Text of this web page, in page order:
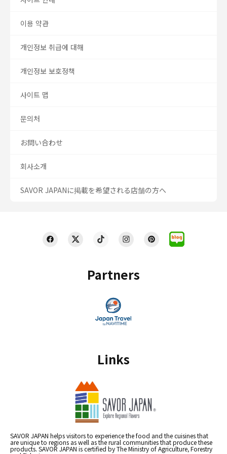
Partners
Links
SAVOR JAPAN helps visitors to experience the food and the cuisines that
are unique to regions as well as the rural communities that produce these
products. SAVOR JAPAN is certified by The Ministry of Agriculture, Forestry
이용 약관
개인정보 취급에 대해
개인정보 보호정책
사이트 맵
문의처
お問い合わせ
회사소개
SAVOR JAPANに掲載を希望される店舗の方へ